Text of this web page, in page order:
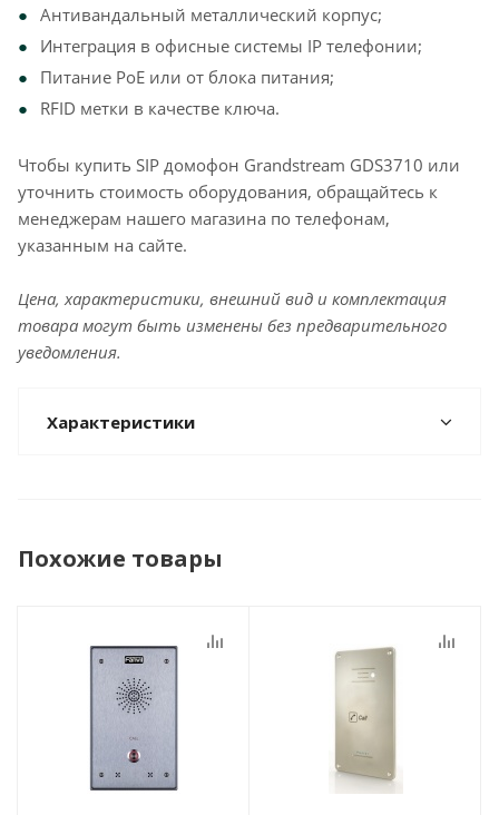
Антивандальный металлический корпус;
Интеграция в офисные системы IP телефонии;
Питание PoE или от блока питания;
RFID метки в качестве ключа.
Чтобы купить SIP домофон Grandstream GDS3710 или
уточнить стоимость оборудования, обращайтесь к
менеджерам нашего магазина по телефонам,
указанным на сайте.
Цена, характеристики, внешний вид и комплектация
товара могут быть изменены без предварительного
уведомления.
Характеристики
Похожие товары